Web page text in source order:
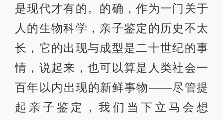
是现代才有的。的确，作为一门关于
人的生物科学，亲子鉴定的历史不太
长，它的出现与成型是二十世纪的事
情，说起来，也可以算是人类社会一
百年以内出现的新鲜事物——尽管提
起亲子鉴定，我们当下立马会想